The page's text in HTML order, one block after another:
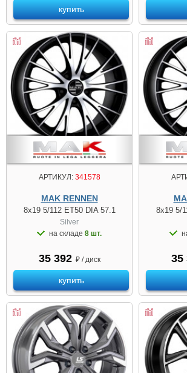
купить
АРТИКУЛ:341578
MAK RENNEN
8x19 5/112 ET50 DIA 57.1
Silver
на складе 8 шт.
35 392 ₽ / диск
купить
8x19 5/
35